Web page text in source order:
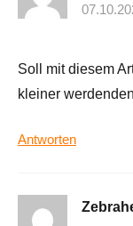
Soll mit diesem
kleiner
Antworten